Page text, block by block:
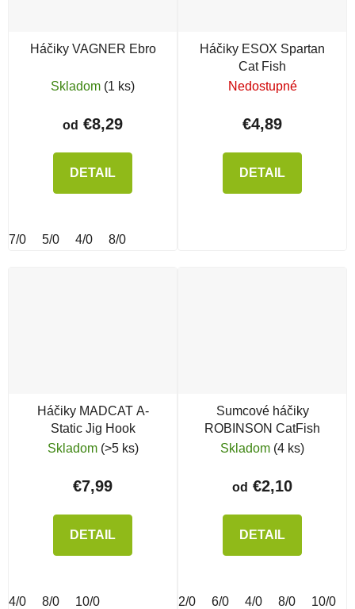
Háčiky VAGNER Ebro
Skladom (1 ks)
od €8,29
DETAIL
7/0 5/0 4/0 8/0
Háčiky ESOX Spartan
Cat Fish
Nedostupné
€4,89
DETAIL
Háčiky MADCAT A-
Static Jig Hook
Skladom (>5 ks)
€7,99
DETAIL
4/0 8/0 10/0
Sumcové háčiky
ROBINSON CatFish
Skladom (4 ks)
od €2,10
DETAIL
2/0 6/0 4/0 8/0 10/0